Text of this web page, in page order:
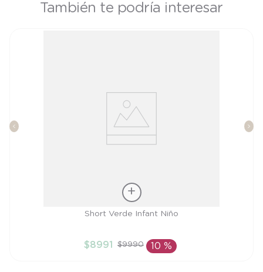
También te podría interesar
AÑADIR AL CARRITO
Short Verde Infant Niño
$8991 $9990 10 %